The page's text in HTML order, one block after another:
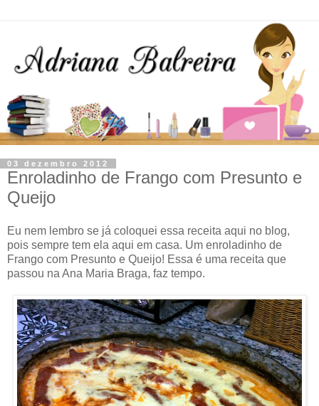
03 dezembro 2012
Enroladinho de Frango com Presunto e
Queijo
Eu nem lembro se já coloquei essa receita aqui no blog,
pois sempre tem ela aqui em casa. Um enroladinho de
Frango com Presunto e Queijo! Essa é uma receita que
passou na Ana Maria Braga, faz tempo.